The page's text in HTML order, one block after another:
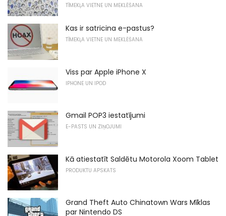
TĪMEKĻA VIETNE UN MEKLĒŠANA
Kas ir satricina e-pastus?
TĪMEKĻA VIETNE UN MEKLĒŠANA
Viss par Apple iPhone X
IPHONE UN IPOD
Gmail POP3 iestatījumi
E-PASTS UN ZIŅOJUMI
Kā atiestatīt Saldētu Motorola Xoom Tablet
PRODUKTU APSKATS
Grand Theft Auto Chinatown Wars Mīklas
par Nintendo DS